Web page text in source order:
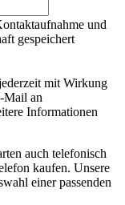
und
gespeichert
mit Wirkung
Mail an
Informationen
auch telefonisch
kaufen. Unsere
einer passenden